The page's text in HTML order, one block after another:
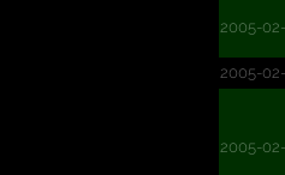
2005-
2005-
2005-